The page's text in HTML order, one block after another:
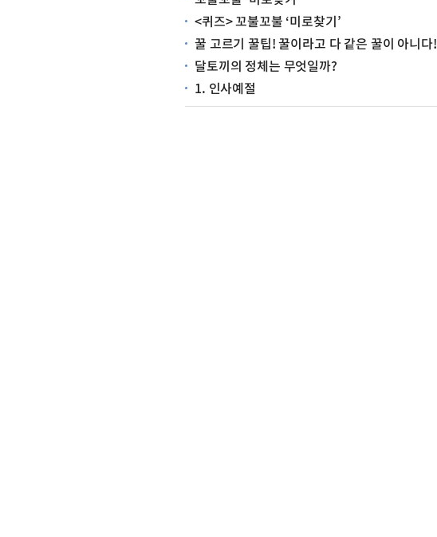
<퀴즈> 꼬불꼬불 ‘미로찾기’
꿀 고르기 꿀팁! 꿀이라고 다 같은 꿀이 아니다!
달토끼의 정체는 무엇일까?
1. 인사예절